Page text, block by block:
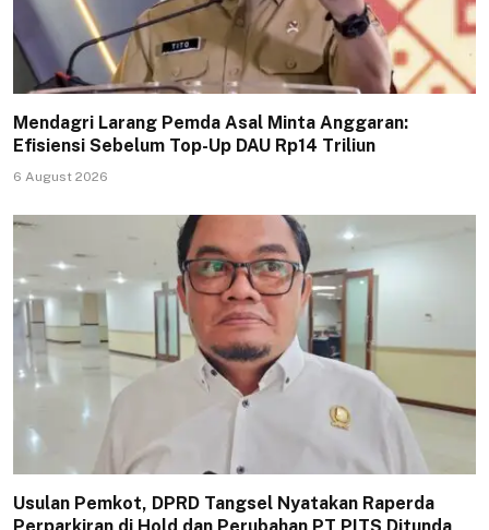
Mendagri Larang Pemda Asal Minta Anggaran:
Efisiensi Sebelum Top-Up DAU Rp14 Triliun
6 August 2026
Usulan Pemkot, DPRD Tangsel Nyatakan Raperda